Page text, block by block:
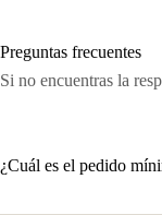
Preguntas frecuentes
Si no encuentras la
¿Cuál es el pedido